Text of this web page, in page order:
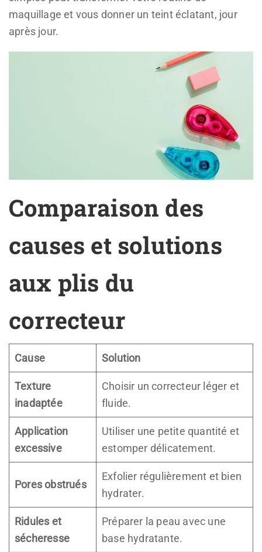
maquillage et vous donner un teint éclatant, jour
après jour.
Comparaison des
causes et solutions
aux plis du
correcteur
Cause Solution
Texture
inadaptée
Choisir un correcteur léger et
fluide.
Application
excessive
Utiliser une petite quantité et
estomper délicatement.
Pores obstrués
Exfolier régulièrement et bien
hydrater.
Ridules et
sécheresse
Préparer la peau avec une
base hydratante.